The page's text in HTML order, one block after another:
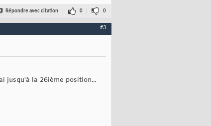
Répondre avec citation 0 0
#3
jusqu'à la 26ième position...